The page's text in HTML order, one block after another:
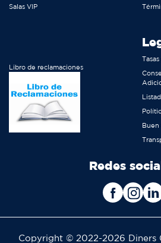
Salas VIP
Buen
Redes
Libro de reclamaciones
Copyright © 2022-2026 Diners